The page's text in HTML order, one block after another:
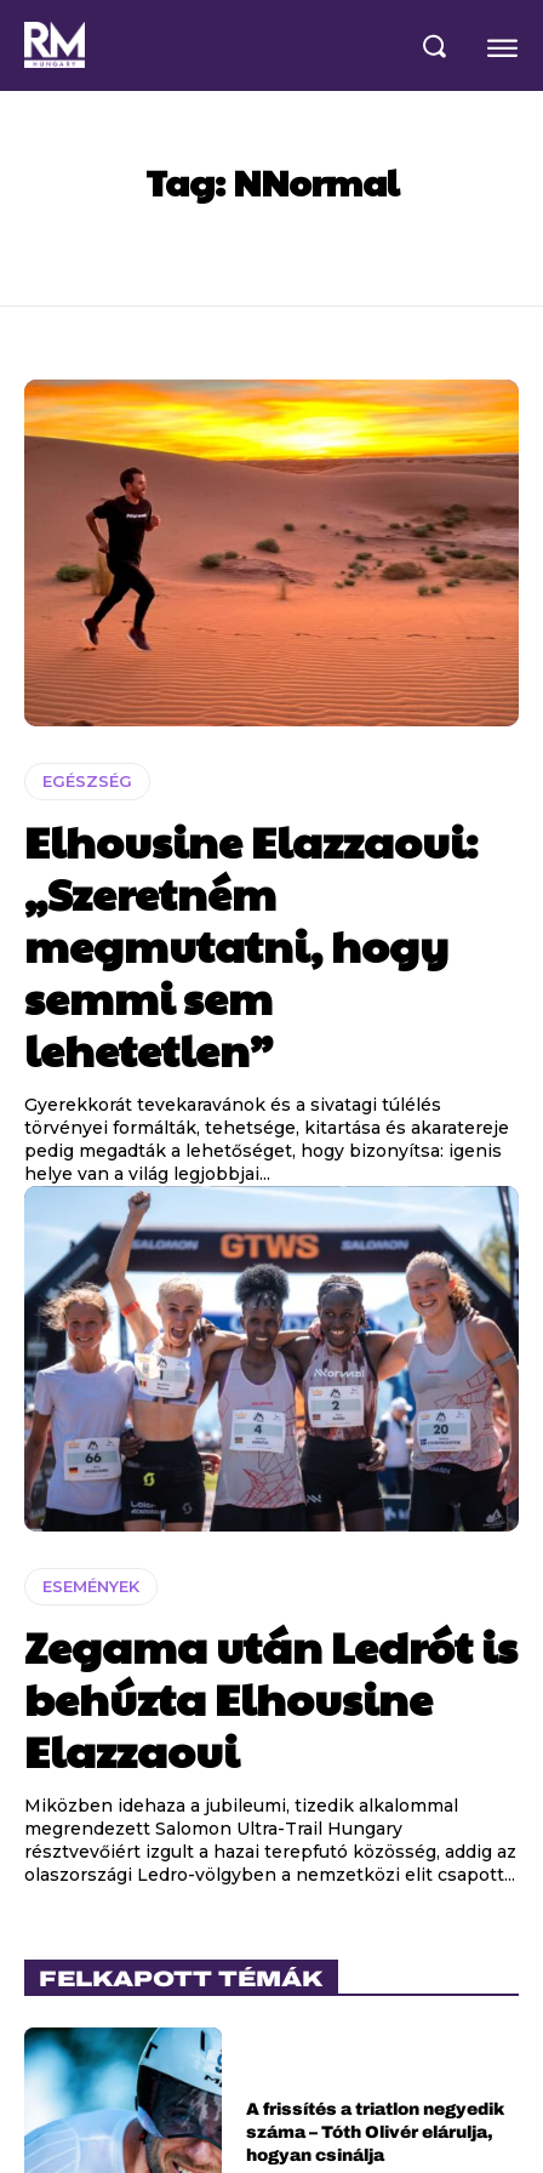
Tag:NNormal
EGÉSZSÉG
Elhousine Elazzaoui:
„Szeretném
megmutatni, hogy
semmi sem
lehetetlen”
Gyerekkorát tevekaravánok és a sivatagi túlélés
törvényei formálták, tehetsége, kitartása és akaratereje
pedig megadták a lehetőséget, hogy bizonyítsa: igenis
helye van a világ legjobbjai...
ESEMÉNYEK
Zegama után Ledrót is
behúzta Elhousine
Elazzaoui
Miközben idehaza a jubileumi, tizedik alkalommal
megrendezett Salomon Ultra-Trail Hungary
résztvevőiért izgult a hazai terepfutó közösség, addig az
olaszországi Ledro-völgyben a nemzetközi elit csapott...
FELKAPOTT TÉMÁK
A frissítés a triatlon negyedik
száma – Tóth Olivér elárulja,
hogyan csinálja